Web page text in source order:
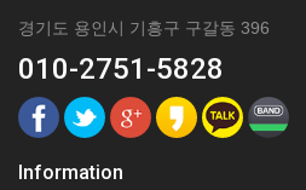
경기도 용인시 기흥구 구갈동 396
010-2751-5828
Information